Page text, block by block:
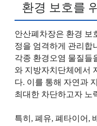
환경 보호를
안산폐차장은 환경 보
정을 엄격하게 관리합
각종 환경오염 물질들
와 지방자치단체에서
다. 이를 통해 자연과
최대한 차단하고자 노
특히, 폐유, 폐타이어,